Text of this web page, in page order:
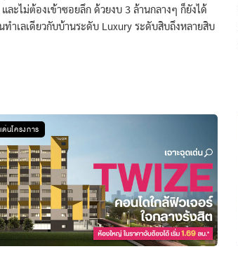
ละไม่ต้องเข้าซอยลึก ด้วยงบ 3 ล้านกลางๆ ก็ยังได้
ทำเลเดียวกับบ้านระดับ Luxury ระดับสิบถึงหลายสิบ
ด่นโครงการ